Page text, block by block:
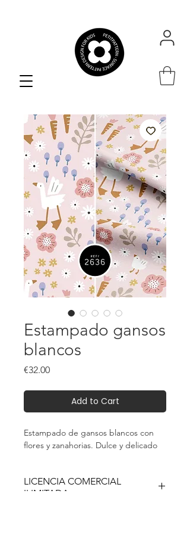
Estampado gansos
blancos
€32.00Price
Add to Cart
Estampado de gansos blancos con
flores y zanahorias. Dulce y delicado
LICENCIA COMERCIAL
ILIMITADA